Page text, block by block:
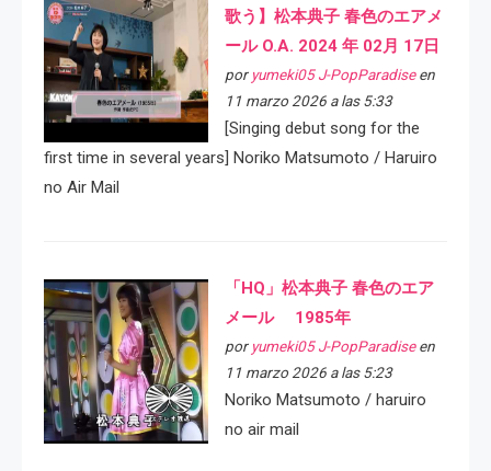
歌う】松本典子 春色のエアメ
ール O.A. 2024 年 02月 17日
por yumeki05 J-PopParadiseen
11 marzo 2026 a las 5:33
[Singing debut song for the
first time in several years] Noriko Matsumoto / Haruiro
no Air Mail
「HQ」松本典子 春色のエア
メール 1985年
por yumeki05 J-PopParadiseen
11 marzo 2026 a las 5:23
Noriko Matsumoto / haruiro
no air mail